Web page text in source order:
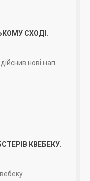
СХОДІ.
нові нап
КВЕБЕКУ.